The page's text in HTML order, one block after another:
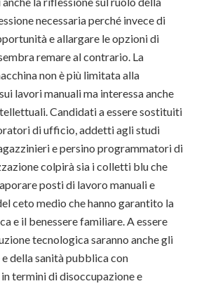
necessaria perché invece di
e allargare le opzioni di
remare al contrario. La
non è più limitata alla
lavori manuali ma interessa anche
Candidati a essere sostituiti
di ufficio, addetti agli studi
e persino programmatori di
colpirà sia i colletti blu che
posti di lavoro manuali e
ceto medio che hanno garantito la
e il benessere familiare. A essere
tecnologica saranno anche gli
della sanità pubblica con
termini di disoccupazione e